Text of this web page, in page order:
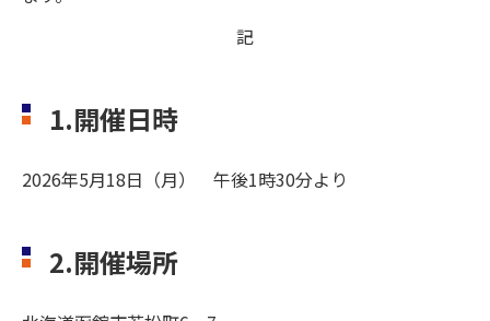
記
1.開催日時
2026年5月18日（月） 午後1時30分より
2.開催場所